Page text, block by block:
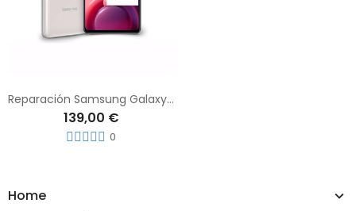
Home
Reparación Samsung Galaxy M51
139,00 €
0